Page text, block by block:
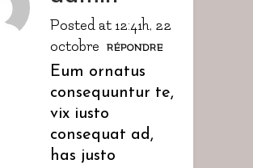
Posted at 12:41h, 22
octobre
RÉPONDRE
Eum ornatus
consequuntur te,
vix iusto
consequat ad,
has justo